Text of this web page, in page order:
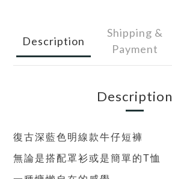
Description
Shipping &
Payment
Description
復古深藍色明線款牛仔短褲
無論是搭配罩衫或是簡單的T恤